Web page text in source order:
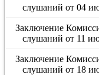
слушаний от 04
Заключение
слушаний от 11
Заключение
слушаний от 18